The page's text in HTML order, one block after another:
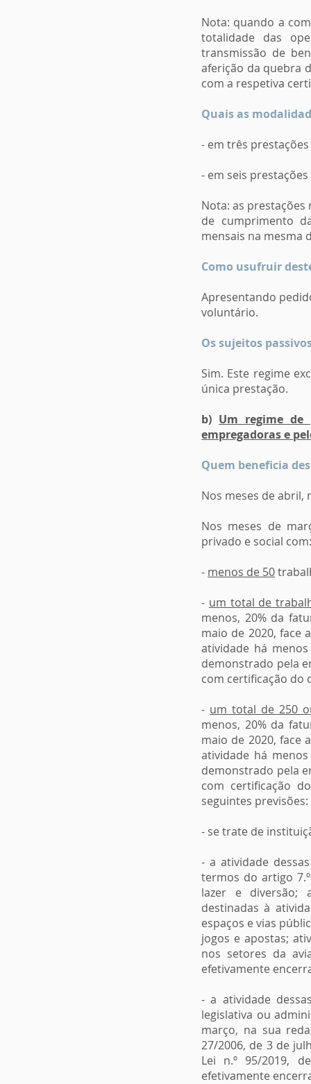
Nota: quando a
totalidade das
transmissão de
aferição da quebra
com a respetiva
Quais as
- em três
- em seis
Nota: as
de cumprimento
mensais na mesma
Como usufruir
Apresentando
voluntário.
Os sujeitos
Sim. Este regime
única prestação.
b) Um regime de
empregadoras e
Quem beneficia
Nos meses de
Nos meses de
privado e social com:
- menos de 50
- um total de
menos, 20% da
maio de 2020, face
atividade há
demonstrado pela
com certificação do
- um total de 250
menos, 20% da
maio de 2020, face
atividade há
demonstrado pela
com certificação
seguintes previsões:
- se trate de
- a atividade
termos do artigo
lazer e diversão;
destinadas à
espaços e vias
jogos e apostas;
nos setores da
efetivamente
- a atividade
legislativa ou
março, na sua
27/2006, de 3 de
Lei n.º 95/2019,
efetivamente